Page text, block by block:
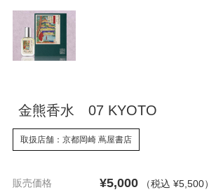
金熊香水 07 KYOTO
取扱店舗：京都岡崎 蔦屋書店
販売価格 ¥5,000 （税込 ¥5,500）